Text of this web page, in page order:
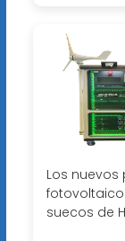
Los nuevos
suecos de